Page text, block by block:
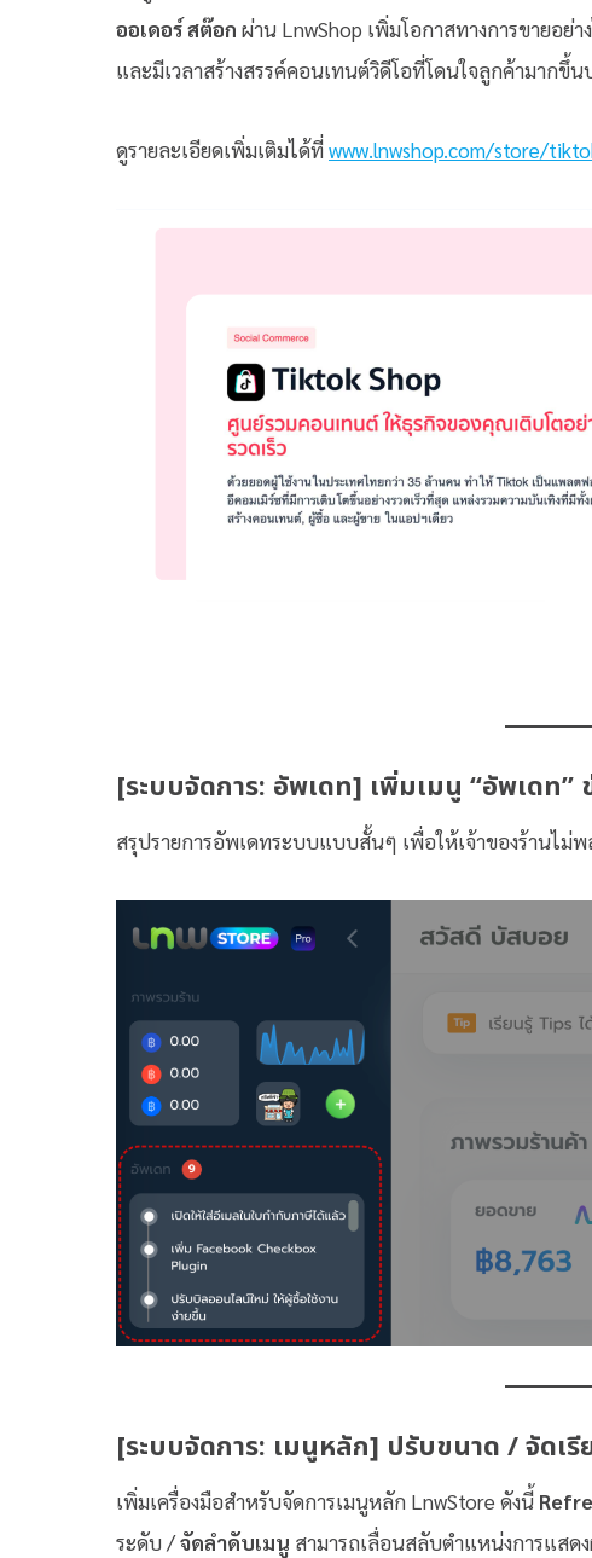
ออเดอร์สต๊อก ผ่าน LnwShop เพิ่มโอกาสทางการขายอย่
และมีเวลาสร้างสรรค์คอนเทนต์วิดีโอที่โดนใจลูกค้ามากขึ้น
ดูรายละเอียดเพิ่มเติมได้ที่www.lnwshop.com/store/
[ระบบจัดการ: อัพเดท] เพิ่มเมนู “อัพเดท”
สรุปรายการอัพเดทระบบแบบสั้นๆ เพื่อให้เจ้าของร้านไม่
[ระบบจัดการ: เมนูหลัก] ปรับขนาด / จัดเ
เพิ่มเครื่องมือสำหรับจัดการเมนูหลัก LnwStore ดังนี้
ระดับ /จัดลำดับเมนู สามารถเลื่อนสลับตำแหน่งการแสด